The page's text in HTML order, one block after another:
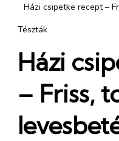
Házi csipetke recept –
Tészták
Házi
– Friss,